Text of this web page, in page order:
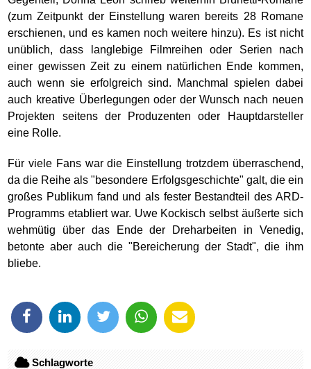
(zum Zeitpunkt der Einstellung waren bereits 28 Romane
erschienen, und es kamen noch weitere hinzu). Es ist nicht
unüblich, dass langlebige Filmreihen oder Serien nach
einer gewissen Zeit zu einem natürlichen Ende kommen,
auch wenn sie erfolgreich sind. Manchmal spielen dabei
auch kreative Überlegungen oder der Wunsch nach neuen
Projekten seitens der Produzenten oder Hauptdarsteller
eine Rolle.
Für viele Fans war die Einstellung trotzdem überraschend,
da die Reihe als "besondere Erfolgsgeschichte" galt, die ein
großes Publikum fand und als fester Bestandteil des ARD-
Programms etabliert war. Uwe Kockisch selbst äußerte sich
wehmütig über das Ende der Dreharbeiten in Venedig,
betonte aber auch die "Bereicherung der Stadt", die ihm
bliebe.
Schlagworte